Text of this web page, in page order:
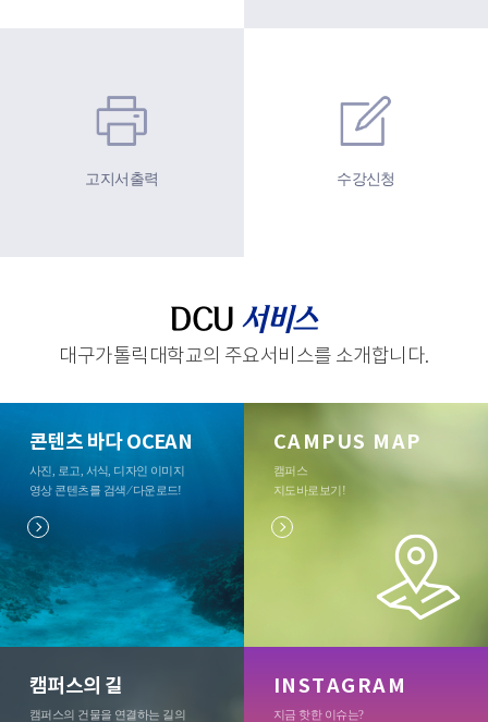
고지서출력 수강신청
DCU 서비스
대구가톨릭대학교의 주요서비스를 소개합니다.
콘텐츠 바다 OCEAN
사진, 로고, 서식, 디자인 이미지
영상 콘텐츠를 검색 ⁄ 다운로드!
캠퍼스의 길
캠퍼스의 건물을 연결하는 길의
CAMPUS MAP
캠퍼스
지도바로보기!
INSTAGRAM
지금 핫한 이슈는?